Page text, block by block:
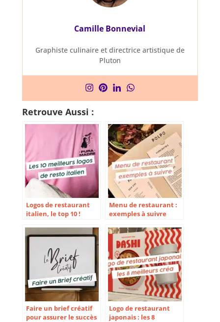
Camille Bonnevial
Graphiste culinaire et directrice artistique de
Pluton
Retrouve Aussi :
Logos de restaurant
italien, le top 10 !
Menu de restaurant :
exemples à suivre
Faire un brief créatif
pour assurer le succès
Logo de restaurant
japonais : les 8